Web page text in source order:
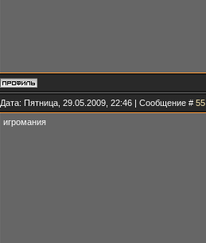
Дата: Пятница, 29.05.2009, 22:46 | Сообщение # 55
игромания